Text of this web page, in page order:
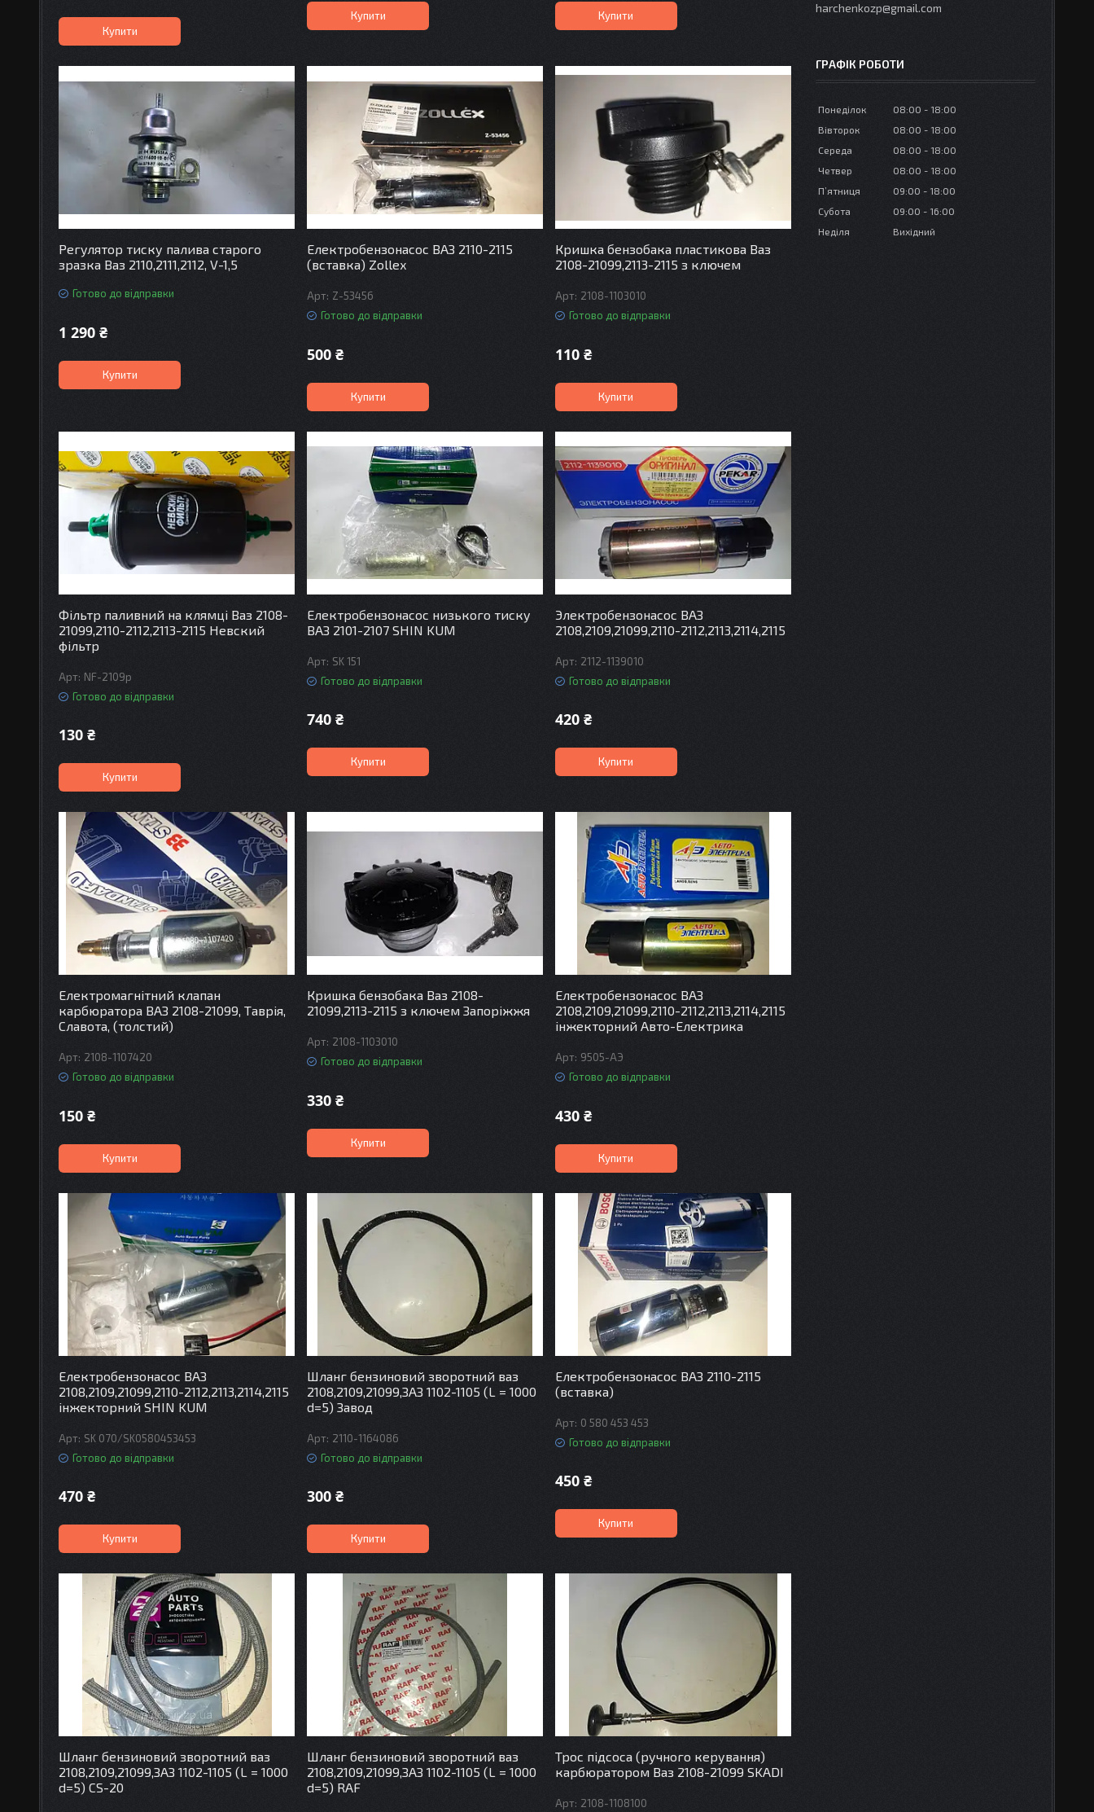
Купити
Купити Купити
Регулятор тиску палива старого
зразка Ваз 2110,2111,2112, V-1,5
Готово до відправки
1 290 ₴
Купити
Електробензонасос ВАЗ 2110-2115
(вставка) Zollex
Z-53456
Готово до відправки
500 ₴
Купити
Кришка бензобака пластикова Ваз
2108-21099,2113-2115 з ключем
2108-1103010
Готово до відправки
110 ₴
Купити
Фільтр паливний на клямці Ваз 2108-
21099,2110-2112,2113-2115 Невский
фільтр
NF-2109p
Готово до відправки
130 ₴
Купити
Електробензонасос низького тиску
ВАЗ 2101-2107 SHIN KUM
SK 151
Готово до відправки
740 ₴
Купити
Электробензонасос ВАЗ
2108,2109,21099,2110-2112,2113,2114,2115
2112-1139010
Готово до відправки
420 ₴
Купити
Електромагнітний клапан
карбюратора ВАЗ 2108-21099, Таврія,
Славота, (толстий)
2108-1107420
Готово до відправки
150 ₴
Купити
Кришка бензобака Ваз 2108-
21099,2113-2115 з ключем Запоріжжя
2108-1103010
Готово до відправки
330 ₴
Купити
Електробензонасос ВАЗ
2108,2109,21099,2110-2112,2113,2114,2115
інжекторний Авто-Електрика
9505-АЭ
Готово до відправки
430 ₴
Купити
Електробензонасос ВАЗ
2108,2109,21099,2110-2112,2113,2114,2115
інжекторний SHIN KUM
SK 070/SK0580453453
Готово до відправки
470 ₴
Купити
Шланг бензиновий зворотний ваз
2108,2109,21099,ЗАЗ 1102-1105 (L = 1000
d=5) Завод
2110-1164086
Готово до відправки
300 ₴
Купити
Електробензонасос ВАЗ 2110-2115
(вставка)
0 580 453 453
Готово до відправки
450 ₴
Купити
Шланг бензиновий зворотний ваз
2108,2109,21099,ЗАЗ 1102-1105 (L = 1000
d=5) CS-20
Шланг бензиновий зворотний ваз
2108,2109,21099,ЗАЗ 1102-1105 (L = 1000
d=5) RAF
Трос підсоса (ручного керування)
карбюратором Ваз 2108-21099 SKADI
2108-1108100
harchenkozp@gmail.com
ГРАФІК РОБОТИ
Понеділок 08:00
18:00
Вівторок
08:00
18:00
Середа
08:00
18:00
Четвер
08:00
18:00
Пʼятниця
09:00
18:00
Субота
09:00
16:00
Неділя
Вихідний